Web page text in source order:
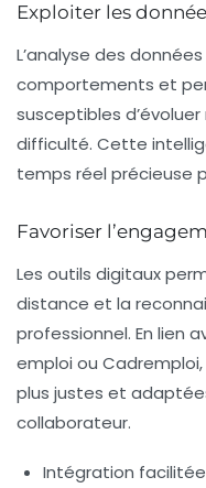
Exploiter les
L’analyse des
comportements et
susceptibles
difficulté. Cette
temps réel précieuse
Favoriser
Les outils digitaux
distance et la
professionnel. En lien
emploi ou
plus justes et
collaborateur.
Intégration